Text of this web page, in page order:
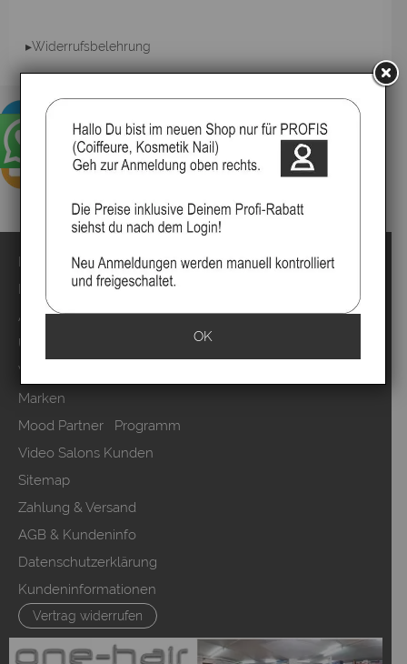
▸Widerrufsbelehrung
Impressum
Kontakt
Anmelden
Über uns
Video`s
Marken
Mood Partner Programm
Video Salons Kunden
Sitemap
Zahlung & Versand
AGB & Kundeninfo
Datenschutzerklärung
Kundeninformationen
Vertrag widerrufen
OK